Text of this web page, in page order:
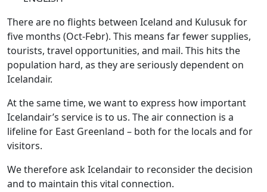
There are no flights between Iceland and Kulusuk for
five months (Oct-Febr). This means far fewer supplies,
tourists, travel opportunities, and mail. This hits the
population hard, as they are seriously dependent on
Icelandair.
At the same time, we want to express how important
Icelandair’s service is to us. The air connection is a
lifeline for East Greenland – both for the locals and for
visitors.
We therefore ask Icelandair to reconsider the decision
and to maintain this vital connection.